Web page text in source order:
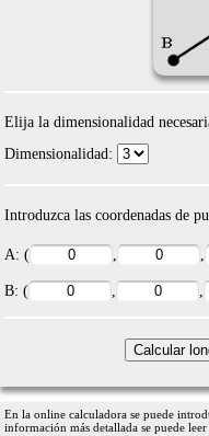
Elija la dimensionalidad
Dimensionalidad:
Introduzca las coordenadas de
A: (
B: (
En la online calculadora se puede
información más detallada se puede leer